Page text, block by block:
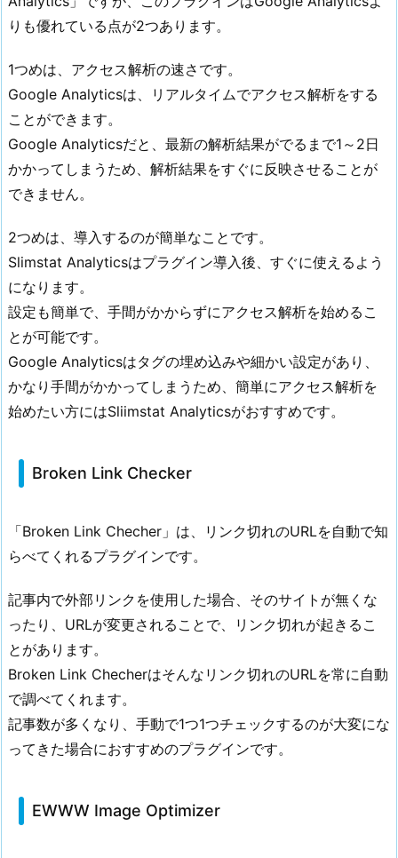
O
p
i
m
i
z
5.
b
l
e
o
f
C
t
s
u
s
3.
ま
と
め
りも優れている点が2つあります。
1つめは、アクセス解析の速さです。
Google Analyticsは、リアルタイムでアクセス解析をする
ことができます。
Google Analyticsだと、最新の解析結果がでるまで1～2日
かかってしまうため、解析結果をすぐに反映させることが
できません。
2つめは、導入するのが簡単なことです。
Slimstat Analyticsはプラグイン導入後、すぐに使えるよう
になります。
設定も簡単で、手間がかからずにアクセス解析を始めるこ
とが可能です。
Google Analyticsはタグの埋め込みや細かい設定があり、
かなり手間がかかってしまうため、簡単にアクセス解析を
始めたい方にはSliimstat Analyticsがおすすめです。
Broken Link Checker
「Broken Link Checher」は、リンク切れのURLを自動で知
らべてくれるプラグインです。
記事内で外部リンクを使用した場合、そのサイトが無くな
ったり、URLが変更されることで、リンク切れが起きるこ
とがあります。
Broken Link Checherはそんなリンク切れのURLを常に自動
で調べてくれます。
記事数が多くなり、手動で1つ1つチェックするのが大変にな
ってきた場合におすすめのプラグインです。
EWWW Image Optimizer